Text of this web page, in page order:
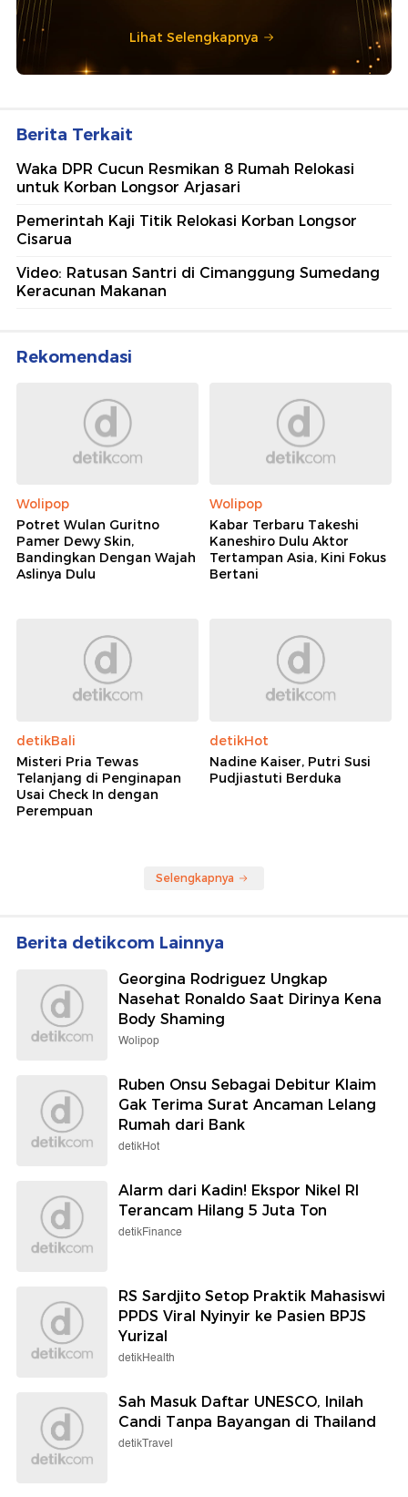
Lihat Selengkapnya
Berita Terkait
Waka DPR Cucun Resmikan 8 Rumah Relokasi
untuk Korban Longsor Arjasari
Pemerintah Kaji Titik Relokasi Korban Longsor
Cisarua
Video: Ratusan Santri di Cimanggung Sumedang
Keracunan Makanan
Rekomendasi
Wolipop
Potret Wulan Guritno
Pamer Dewy Skin,
Bandingkan Dengan Wajah
Aslinya Dulu
Wolipop
Kabar Terbaru Takeshi
Kaneshiro Dulu Aktor
Tertampan Asia, Kini Fokus
Bertani
detikBali
Misteri Pria Tewas
Telanjang di Penginapan
Usai Check In dengan
Perempuan
detikHot
Nadine Kaiser, Putri Susi
Pudjiastuti Berduka
Selengkapnya
Berita detikcom Lainnya
Georgina Rodriguez Ungkap
Nasehat Ronaldo Saat Dirinya Kena
Body Shaming
Wolipop
Ruben Onsu Sebagai Debitur Klaim
Gak Terima Surat Ancaman Lelang
Rumah dari Bank
detikHot
Alarm dari Kadin! Ekspor Nikel RI
Terancam Hilang 5 Juta Ton
detikFinance
RS Sardjito Setop Praktik Mahasiswi
PPDS Viral Nyinyir ke Pasien BPJS
Yurizal
detikHealth
Sah Masuk Daftar UNESCO, Inilah
Candi Tanpa Bayangan di Thailand
detikTravel